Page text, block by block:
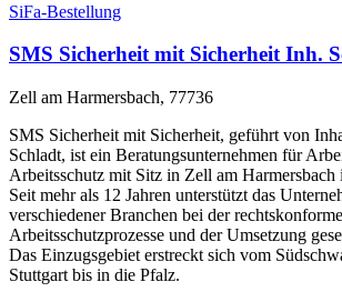
SiFa-Bestellung
SMS Sicherheit mit Sicherheit Inh.
Zell am Harmersbach, 77736
SMS Sicherheit mit Sicherheit, geführt von
Schladt, ist ein Beratungsunternehmen für
Arbeitsschutz mit Sitz in Zell am
Seit mehr als 12 Jahren unterstützt das
verschiedener Branchen bei der
Arbeitsschutzprozesse und der Umsetzung
Das Einzugsgebiet erstreckt sich vom
Stuttgart bis in die Pfalz.